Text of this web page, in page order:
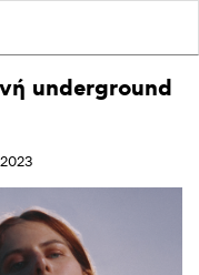
underground